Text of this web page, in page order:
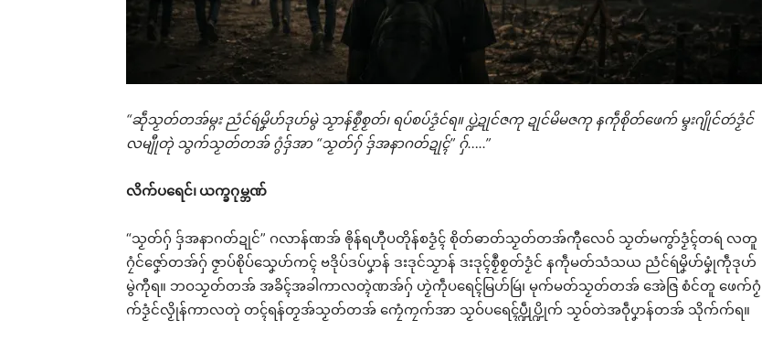
ဌာန်ပရိုၚ်ဗၠးၜးမန်
ရုဲစှ်
ညးဒါန်လိက်
ဗွဳဒဳယဵု
“ဆဵုသၟတ်တအ်မ္ဂး ညံင်ရဴမၞိဟ်ဒုဟ်မွဲ သၟာန်စၟဳစၟတ်၊ ရပ်စပ်ဒၟံင်ရ။ ပ္ဍဲဍုင်ဇကု ဍုင်မိမဇကု နကဵုစိုတ်ဖေက် မ္ဒးဂျိုင်တဴဒၟံင်
လမျီုတုဲ သွက်သၟတ်တအ် ဂွံဒှ်အာ “သၟတ်ဂှ် ဒှ်အနာဂတ်ဍုၚ်” ဂှ်…..”
လိက်ပရေင်၊ယက္ခဂုမ္ဘဏ်
“သၟတ်ဂှ် ဒှ်အနာဂတ်ဍုင်” ဂလာန်ဏအ် ၜိုန်ရဟီုပတိုန်စဒၟံၚ် စိုတ်ဓာတ်သၟတ်တအ်ကီုလေဝ် သၟတ်မကွာ်ဒၟံၚ်တရဴ လတူ
ဂၠံင်ဇၞော်တအ်ဂှ် ဇၟာပ်စိုပ်သၞေဟ်ကၚ် ဗဒိုပ်ဒပ်ပၞာန် ဒးဒုင်သၟာန် ဒးဒုၚ်စၟဳစၟတ်ဒၟံင် နကဵုမတ်သံသယ ညံင်ရဴမၞိဟ်မၞုံကဵုဒုဟ်
မွဲကီုရ။ ဘဝသၟတ်တအ် အခိၚ်အခါကာလတ္ၚဲဏအ်ဂှ် ဟၟဲကဵုပရေၚ်မြဟ်မြဴ၊ မုက်မတ်သၟတ်တအ် အေဲဇြ စံင်တူ ဖေက်ဂၟံ
က်ဒၟံင်လၟိုန်ကာလတုဲ တၚ်ရန်တၟအ်သၟတ်တအ် ကၠေံကၠက်အာ သၟဝ်ပရေၚ်ပ္ဍဵုပ္ဍိုက် သၟဝ်တဲအဝဵုပၞာန်တအ် သိုက်က်ရ။